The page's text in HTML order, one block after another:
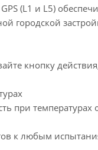
GPS (L1 и L5)
городской
кнопку
при температурах
к любым